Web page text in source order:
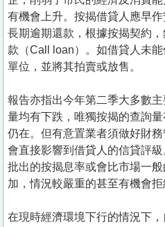
有機會上升。按揭借貸人應早
長期逾期還款，根據按揭契約
款（Call loan）。如借貸人未
單位，並將其拍賣或放售。
報告亦指出今年第二季大多數
量均有下跌，唯獨按揭的查詢
仍在。但有意置業者須做好財
會直接影響到借貸人的信貸評
批出的按揭息率或會比市場一
加，情況較嚴重的甚至有機會拒
在現時經濟環境下行的情況下